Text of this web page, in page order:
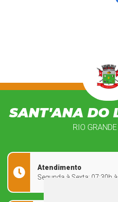
SANT'ANA DO
RIO GRANDE
Atendimento
Segunda à Sexta: 07:30h